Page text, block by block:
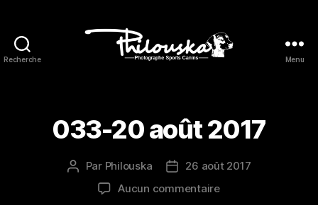
Recherche Menu
033-20 août 2017
Auteur
l’article
Par Philouska
Date26 août 2017
Aucun commentairesur